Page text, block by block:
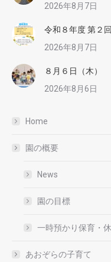
2026年8月7日
令和８年度 第２
2026年8月7日
８月６日（木）
2026年8月6日
Home
園の概要
News
園の目標
一時預かり保育・
あおぞらの子育て